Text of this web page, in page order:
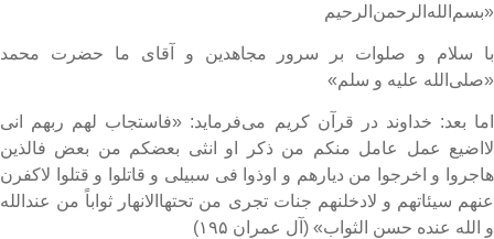
سلام و صلوات بر سرور مجاهدین و آقای ما حضرت محمد
علیه و سلم»
بعد: خداوند در قرآن کریم می‌فرماید: «فاستجاب لهم ربهم انی
عمل عامل منکم من ذکر او انثی بعضکم من بعض فالذین
و اخرجوا من دیارهم و اوذوا فی سبیلی و قاتلوا و قتلوا لاکفرن
سیئاتهم و لادخلنهم جنات تجری من تحتهاالانهار ثواباً من عندالله
الله عنده حسن الثواب» (‌آل عمران ۱۹۵)